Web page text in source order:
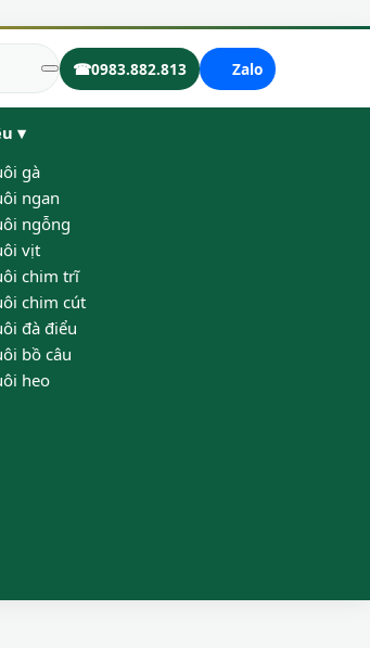
☎0983.882.813 Zalo
▾
gà
ngan
ngỗng
vịt
chim trĩ
chim cút
đà điểu
bồ câu
heo